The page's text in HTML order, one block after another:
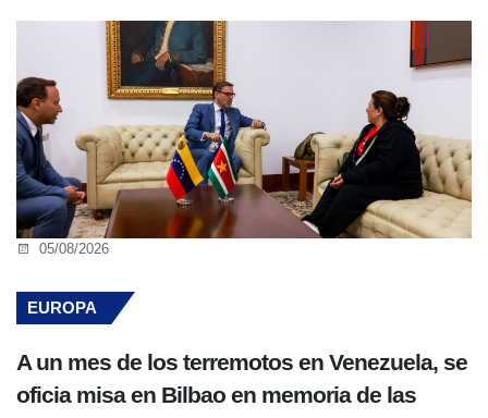
05/08/2026
EUROPA
A un mes de los terremotos en Venezuela, se
oficia misa en Bilbao en memoria de las